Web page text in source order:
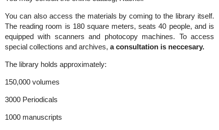
You can also access the materials by coming to the library itself.
The reading room is 180 square meters, seats 40 people, and is
equipped with scanners and photocopy machines. To access
special collections and archives, a consultation is neccesary.
The library holds approximately:
150,000 volumes
3000 Periodicals
1000 manuscripts